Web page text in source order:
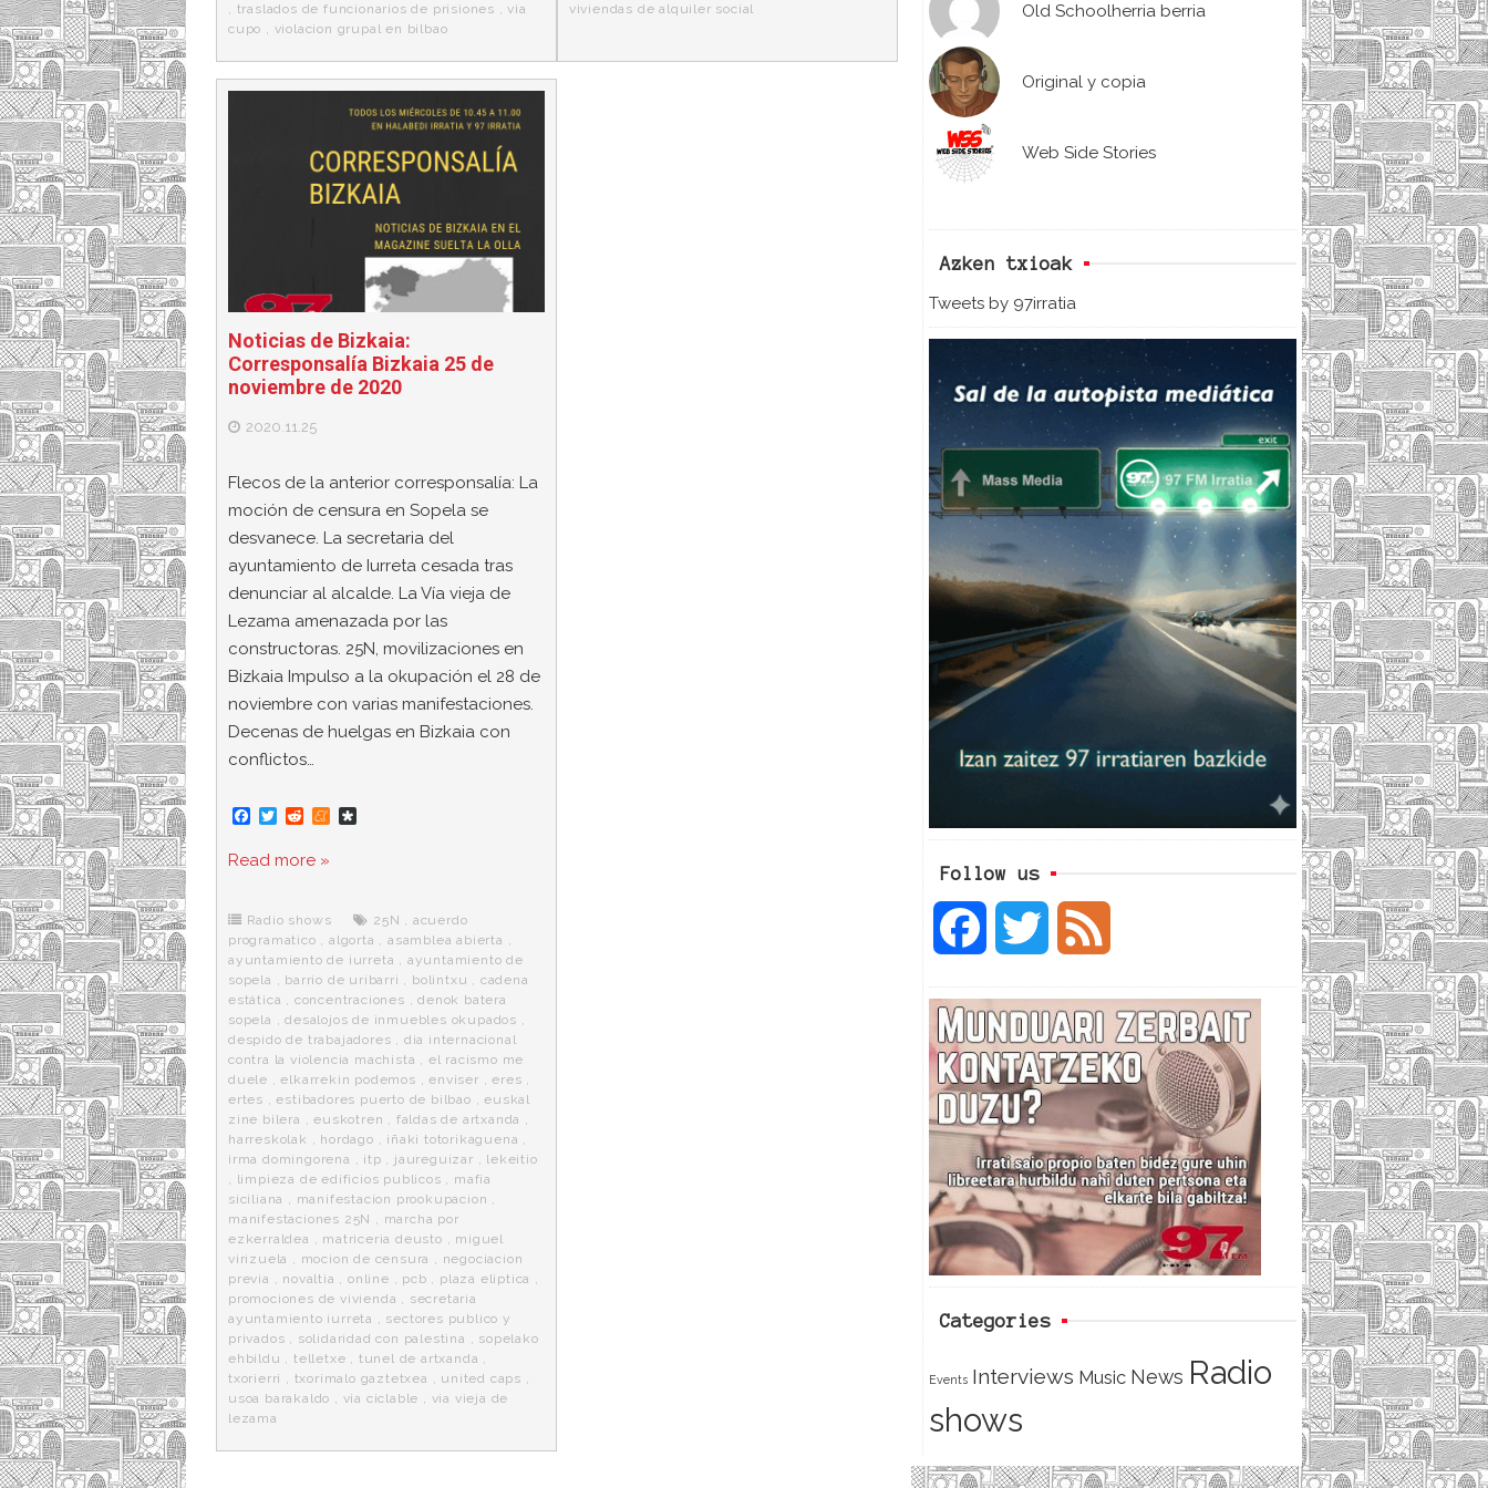
Old Schoolherria berria
Original y copia
Web Side Stories
Azken txioak
Tweets by 97irratia
Follow us
c
e
b
o
o
i
t
t
e
r
e
d
Categories
Events Interviews Music News Radio
shows
traslados de funcionarios de prisiones ,via
cupo
violacion grupal en bilbao
viviendas de alquiler social
Noticias de Bizkaia:
Corresponsalía Bizkaia 25 de
noviembre de 2020
2020.11.25
Flecos de la anterior corresponsalía: La
moción de censura en Sopela se
desvanece. La secretaria del
ayuntamiento de Iurreta cesada tras
denunciar al alcalde. La Vía vieja de
Lezama amenazada por las
constructoras. 25N, movilizaciones en
Bizkaia Impulso a la okupación el 28 de
noviembre con varias manifestaciones.
Decenas de huelgas en Bizkaia con
conflictos…
F
e
o
k
T
t
r
R
d
M
e
r
a
Read more »
Radio shows 25N , acuerdo
programatico ,algorta ,asamblea abierta ,
ayuntamiento de iurreta , ayuntamiento de
sopela , barrio de uribarri , bolintxu , cadena
estática , concentraciones ,denok batera
sopela ,desalojos de inmuebles okupados ,
despido de trabajadores , dia internacional
contra la violencia machista , el racismo me
duele ,elkarrekin podemos ,enviser ,eres ,
ertes ,estibadores puerto de bilbao ,euskal
zine bilera ,euskotren , faldas de artxanda ,
harreskolak , hordago , iñaki totorikaguena ,
irma domingorena , itp , jaureguizar , lekeitio
, limpieza de edificios publicos , mafia
siciliana , manifestacion prookupacion ,
manifestaciones 25N , marcha por
ezkerraldea , matriceria deusto , miguel
virizuela , mocion de censura , negociacion
previa , novaltia ,online , pcb , plaza eliptica ,
promociones de vivienda , secretaria
ayuntamiento iurreta , sectores publico y
privados , solidaridad con palestina , sopelako
ehbildu ,telletxe , tunel de artxanda ,
txorierri , txorimalo gaztetxea , united caps ,
usoa barakaldo , via ciclable , via vieja de
lezama